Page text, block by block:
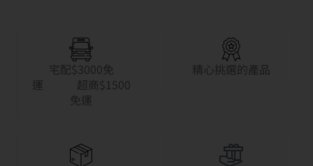
宅配$3000免
運 超商$1500
免運
精心挑選的產品